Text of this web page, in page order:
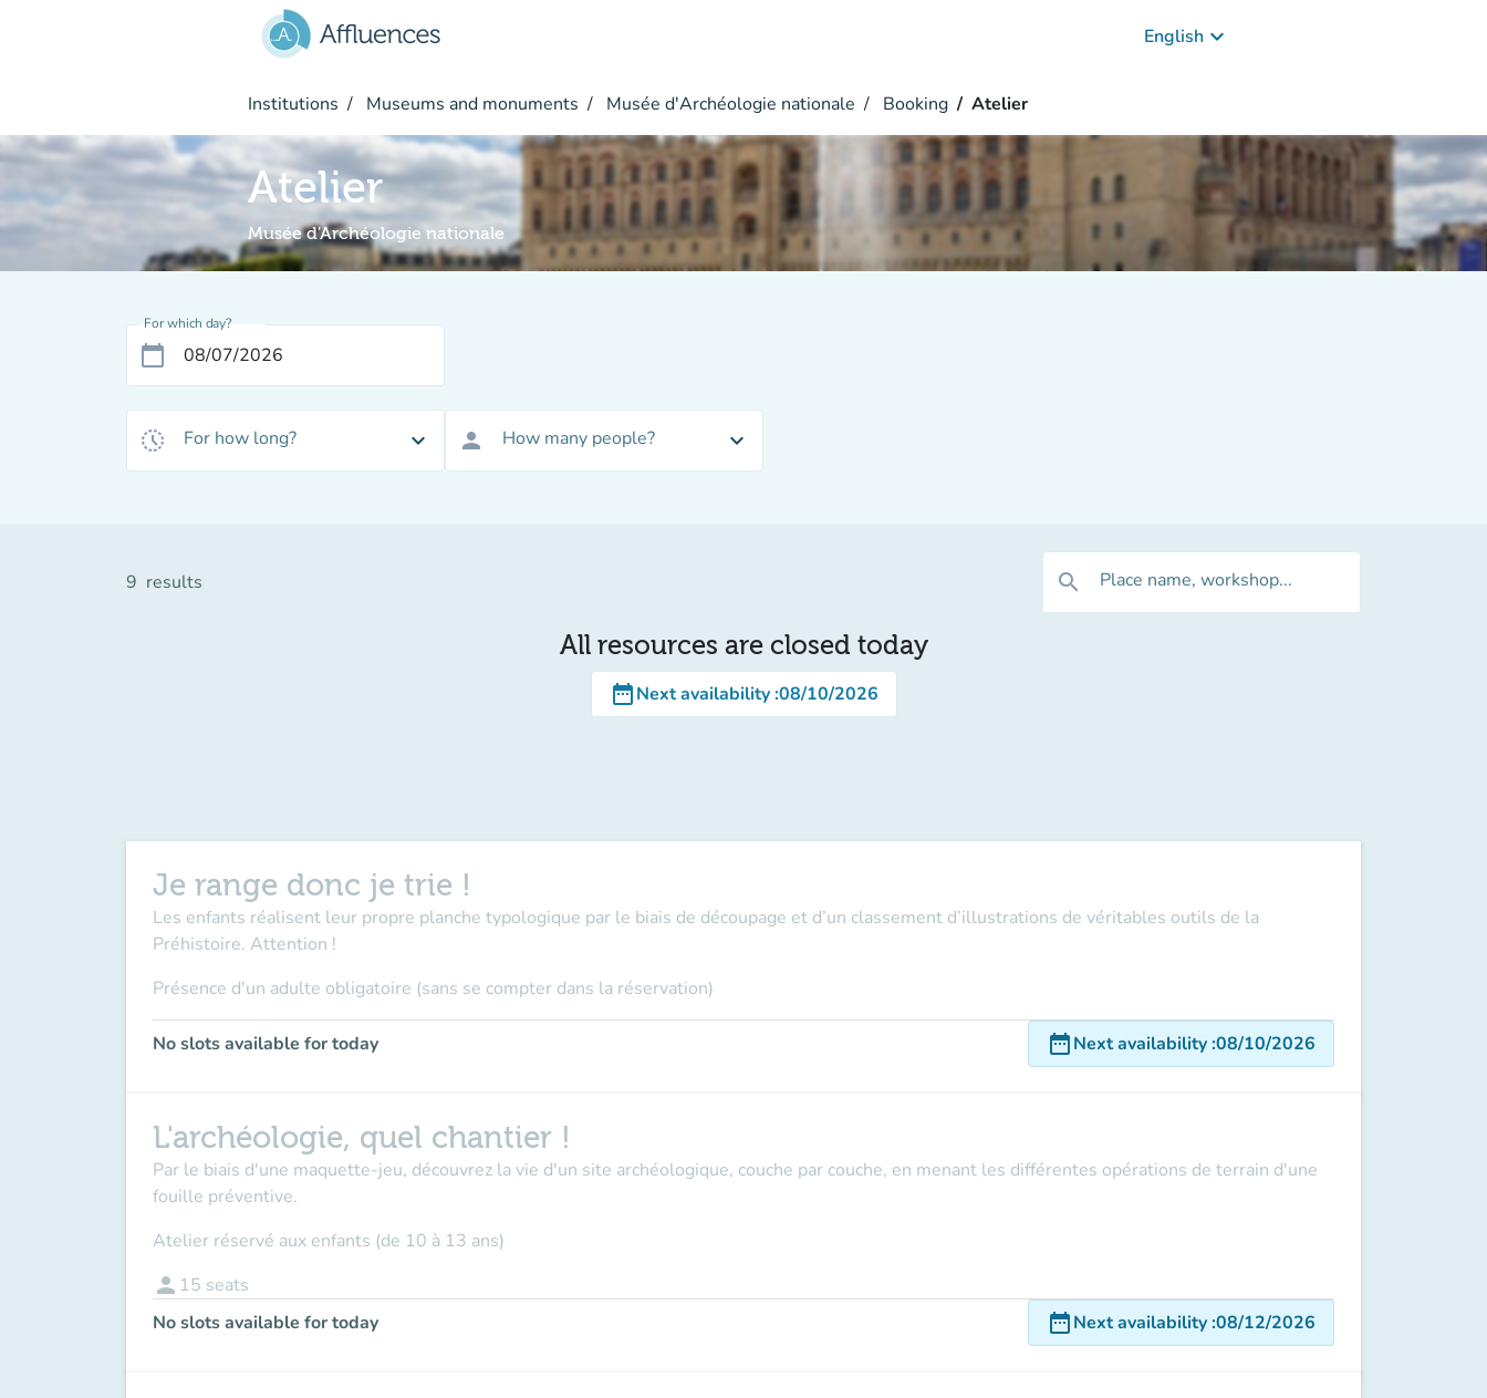
English keyboard_arrow_down
Institutions Museums and monuments Musée d'Archéologie nationale Booking Atelier
Atelier
Musée d'Archéologie nationale
For which day?
calendar_today
history_toggle_off For how long? expand_more person How many people? expand_more
9 results search Place name, workshop...
All resources are closed today
date_rangeNext availability:08/10/2026
Je range donc je trie !
Les enfants réalisent leur propre planche typologique par le biais de découpage et d’un classement d’illustrations de véritables outils de la
Préhistoire. Attention !
Présence d'un adulte obligatoire (sans se compter dans la réservation)
No slots available for today date_rangeNext availability:08/10/2026
L'archéologie, quel chantier !
Par le biais d'une maquette-jeu, découvrez la vie d'un site archéologique, couche par couche, en menant les différentes opérations de terrain d'une
fouille préventive.
Atelier réservé aux enfants (de 10 à 13 ans)
person 15 seats
No slots available for today
date_rangeNext availability:08/12/2026